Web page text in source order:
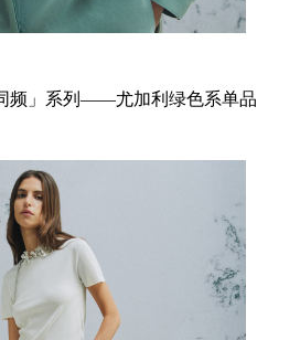
频」系列——尤加利绿色系单品